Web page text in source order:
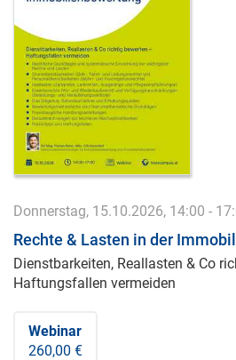
Donnerstag, 15.10.2026, 14:00 -
Rechte & Lasten in der
Dienstbarkeiten, Reallasten & Co
Haftungsfallen vermeiden
Webinar
260,00 €